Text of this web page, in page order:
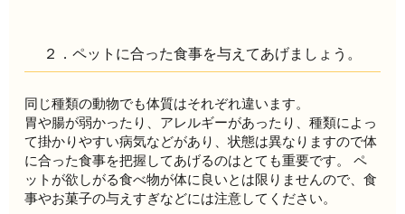
２．ペットに合った食事を与えてあげましょう。
同じ種類の動物でも体質はそれぞれ違います。
胃や腸が弱かったり、アレルギーがあったり、種類によっ
て掛かりやすい病気などがあり、状態は異なりますので体
に合った食事を把握してあげるのはとても重要です。 ペ
ットが欲しがる食べ物が体に良いとは限りませんので、食
事やお菓子の与えすぎなどには注意してください。